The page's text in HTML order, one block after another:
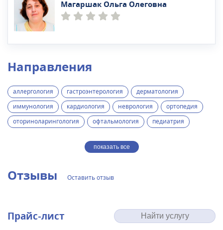
Магаршак Ольга Олеговна
Направления
аллергология гастроэнтерология
дерматология
иммунология
кардиология неврология
ортопедия
оториноларингология
офтальмология педиатрия
показать все
Отзывы Оставить отзыв
Прайс-лист